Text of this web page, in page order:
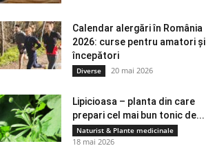
Calendar alergări în România
2026: curse pentru amatori și
începători
Diverse 20 mai 2026
Lipicioasa – planta din care
prepari cel mai bun tonic de...
Naturist & Plante medicinale
18 mai 2026